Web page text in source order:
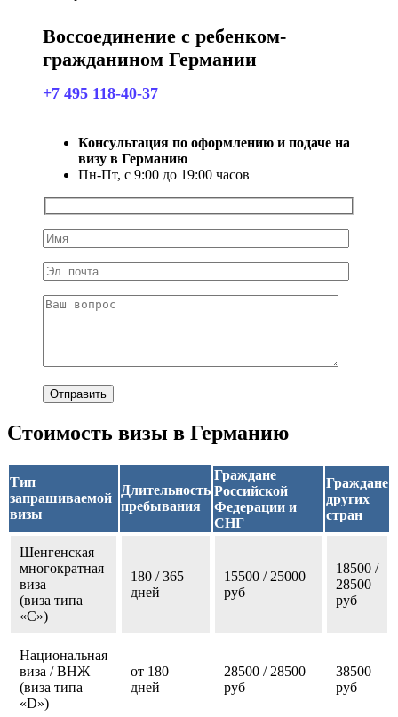
Воссоединение с ребенком-
гражданином Германии
+7 495 118-40-37
Консультация по оформлению и подаче на
визу в Германию
Пн-Пт, с 9:00 до 19:00 часов
Стоимость визы в Германию
Тип
запрашиваемой
визы
Длительность
пребывания
Граждане
Российской
Федерации и
СНГ
Граждане
других
стран
Шенгенская
многократная
виза
(виза типа
«С»)
180 / 365
дней
15500 / 25000
руб
18500 /
28500
руб
Национальная
виза / ВНЖ
(виза типа
«D»)
от 180
дней
28500 / 28500
руб
38500
руб